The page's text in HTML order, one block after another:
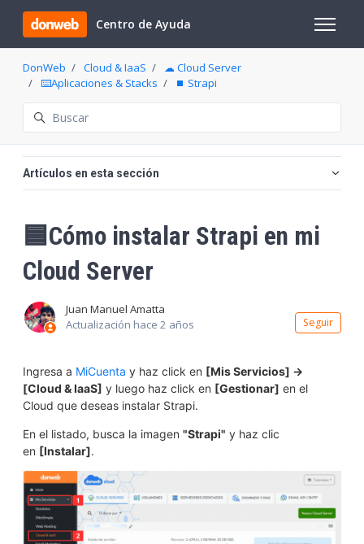
Saltar al contenido principal
Centro de Ayuda
Abrir/
DonWeb Cloud & IaaS
☁ Cloud Server
⌨️Aplicaciones & Stacks
⏹️ Strapi
Búsqueda
🟦Cómo instalar Strapi en mi
Cloud Server
Juan Manuel Amatta
Actualización hace 2 años Seguir
Ingresa a MiCuenta y haz click en [Mis Servicios] ->
[Cloud & IaaS] y luego haz click en [Gestionar] en el
Cloud que deseas instalar Strapi.
En el listado, busca la imagen "Strapi" y haz clic
en [Instalar].
Artículos en esta sección